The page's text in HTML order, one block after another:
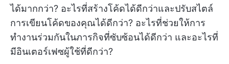
ได้มากกว่า? อะไรที่สร้างโค้ดได้ดีกว่าและปรับสไตล์
การเขียนโค้ดของคุณได้ดีกว่า? อะไรที่ช่วยให้การ
ทำงานร่วมกันในภารกิจที่ซับซ้อนได้ดีกว่า และอะไรที่
มีอินเตอร์เฟซผู้ใช้ที่ดีกว่า?